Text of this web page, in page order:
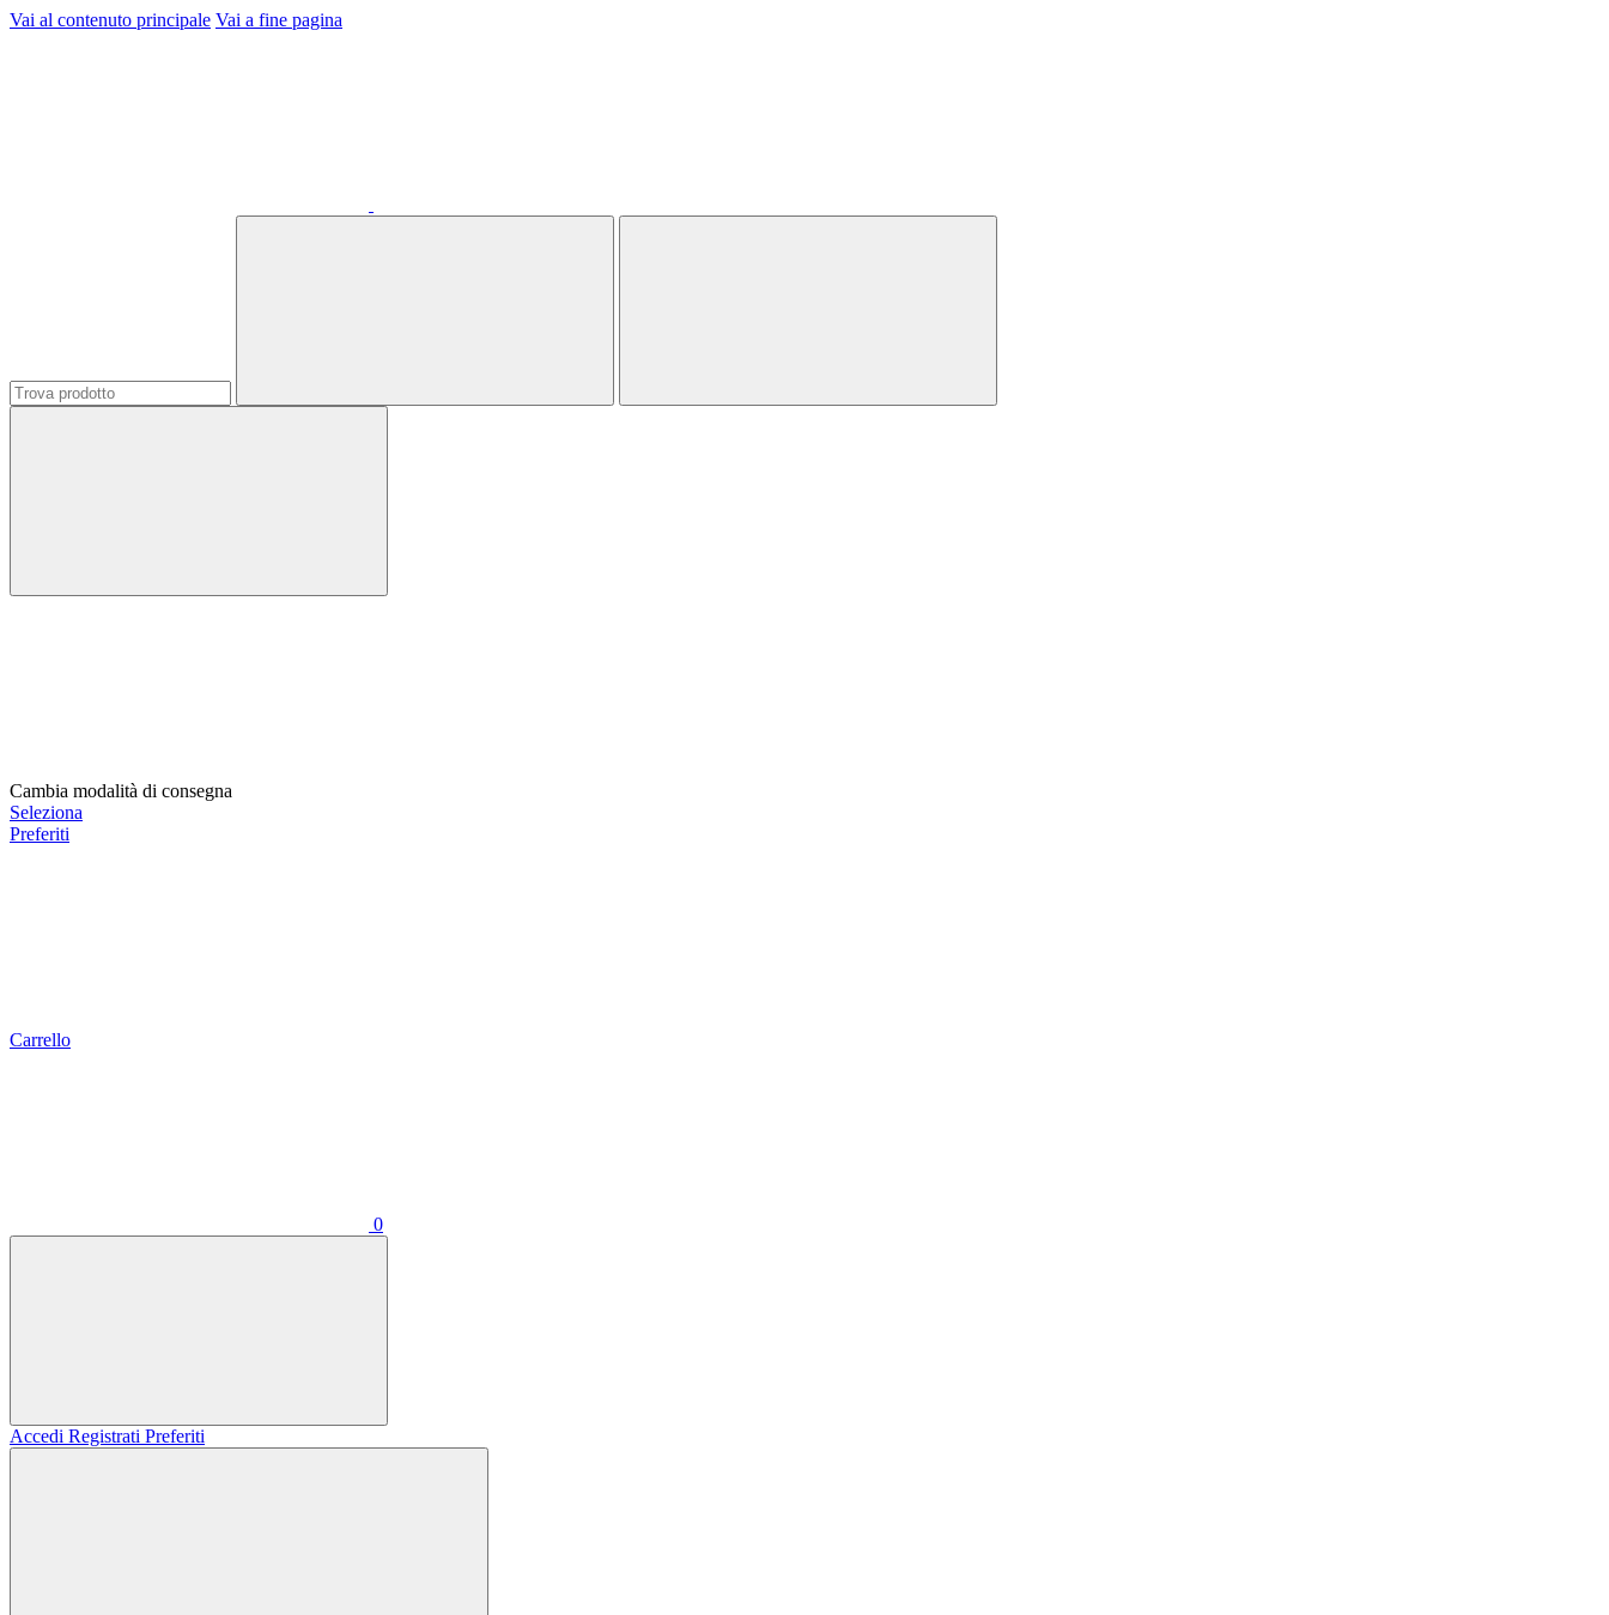
Vai al contenuto principale Vai a fine pagina
Cambia modalità di consegna
Seleziona
Preferiti
Carrello
0
Accedi Registrati Preferiti